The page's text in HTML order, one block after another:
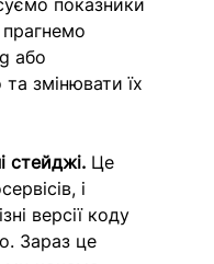
показники
або
змінювати їх
стейджі. Це
і
версії коду
Зараз це